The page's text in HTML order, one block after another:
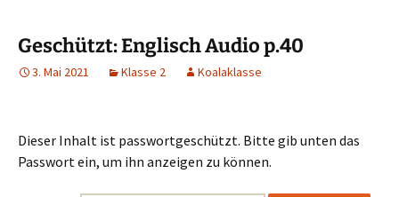
Geschützt: Englisch Audio p.40
3. Mai 2021 Klasse 2 Koalaklasse
Dieser Inhalt ist passwortgeschützt. Bitte gib unten das
Passwort ein, um ihn anzeigen zu können.